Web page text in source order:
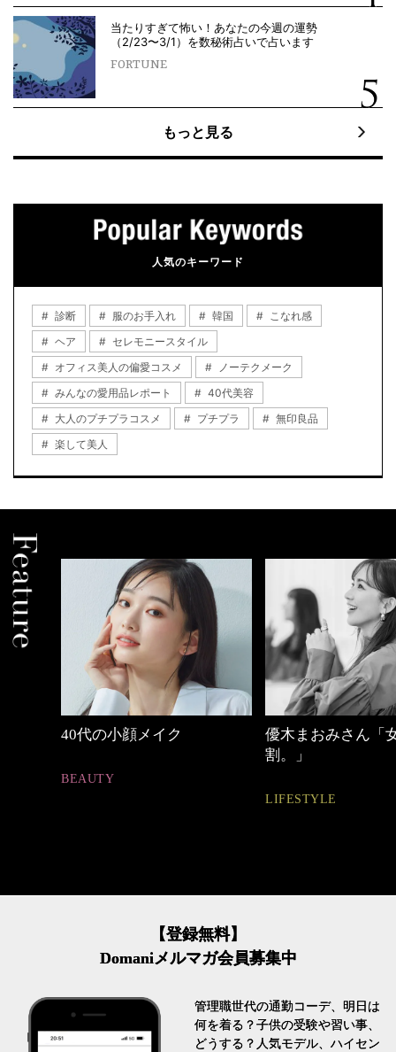
当たりすぎて怖い！あなたの今週の運勢
（2/23〜3/1）を数秘術占いで占います
FORTUNE
もっと見る
人気のキーワード
診断 服のお手入れ 韓国
こなれ感
ヘア
セレモニースタイル
オフィス美人の偏愛コスメ
ノーテクメーク
みんなの愛用品レポート
40代美容
大人のプチプラコスメ
プチプラ
無印良品
楽して美人
40代の小顔メイク
BEAUTY
優木まおみさん「
割。」
LIFESTYLE
【登録無料】
Domaniメルマガ会員募集中
管理職世代の通勤コーデ、明日は
何を着る？子供の受験や習い事、
どうする？人気モデル、ハイセン